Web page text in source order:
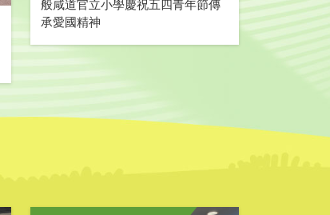
般咸道官立小學慶祝五四青年節傳
承愛國精神